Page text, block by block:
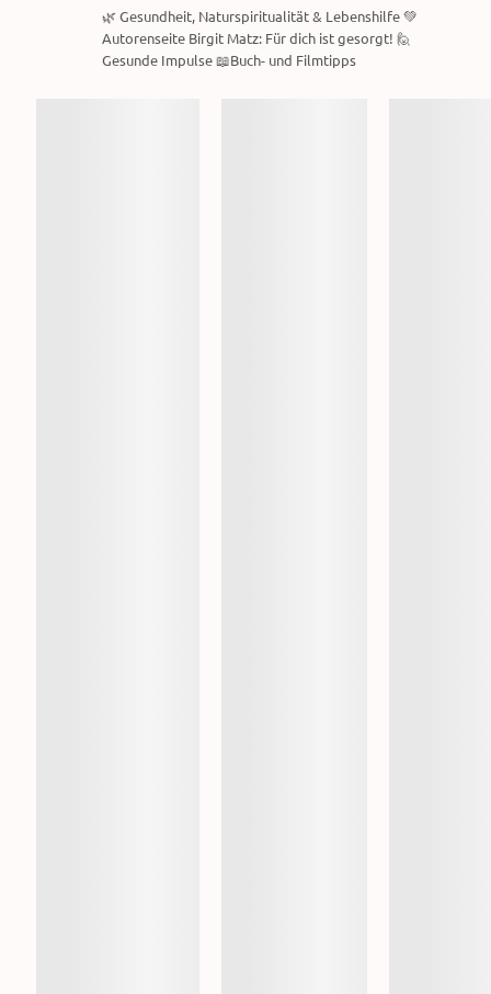
🌿 Gesundheit, Naturspiritualität & Lebenshilfe 💚
Autorenseite Birgit Matz: Für dich ist gesorgt! 🙋
Gesunde Impulse 📖Buch- und Filmtipps